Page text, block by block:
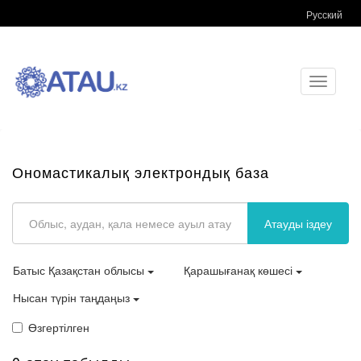
Русский
Toggle
Ономастикалық электрондық база
Атауды іздеу
Батыс Қазақстан облысы
Қарашығанақ көшесі
Нысан түрін таңдаңыз
Өзгертілген